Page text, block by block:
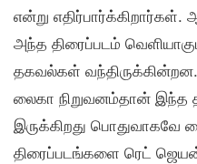
என்று
அந்த திரைப்படம்
தகவல்கள் வந்திருக்கின்றன.
லைகா நிறுவனம்தான் இந்த
இருக்கிறது பொதுவாகவே
திரைப்படங்களை ரெட்